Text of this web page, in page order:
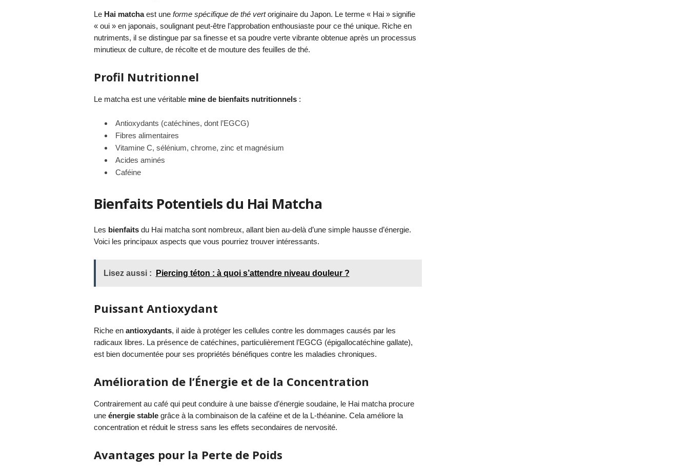
Le Hai matchaest une forme spécifique de thé vertoriginaire du Japon. Le terme « Hai » signifie
« oui » en japonais, soulignant peut-être l’approbation enthousiaste pour ce thé unique. Riche en
nutriments, il se distingue par sa finesse et sa poudre verte vibrante obtenue après un processus
minutieux de culture, de récolte et de mouture des feuilles de thé.
Profil Nutritionnel
Le matcha est une véritable mine de bienfaits nutritionnels:
Antioxydants (catéchines, dont l’EGCG)
Fibres alimentaires
Vitamine C, sélénium, chrome, zinc et magnésium
Acides aminés
Caféine
Bienfaits Potentiels du Hai Matcha
Les bienfaitsdu Hai matcha sont nombreux, allant bien au-delà d’une simple hausse d’énergie.
Voici les principaux aspects que vous pourriez trouver intéressants.
Lisez aussi : Piercing téton : à quoi s’attendre niveau douleur ?
Puissant Antioxydant
Riche en antioxydants, il aide à protéger les cellules contre les dommages causés par les
radicaux libres. La présence de catéchines, particulièrement l’EGCG (épigallocatéchine gallate),
est bien documentée pour ses propriétés bénéfiques contre les maladies chroniques.
Amélioration de l’Énergie et de la Concentration
Contrairement au café qui peut conduire à une baisse d’énergie soudaine, le Hai matcha procure
une énergie stablegrâce à la combinaison de la caféine et de la L-théanine. Cela améliore la
concentration et réduit le stress sans les effets secondaires de nervosité.
Avantages pour la Perte de Poids